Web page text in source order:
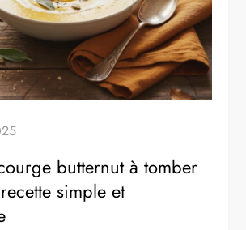
butternut à tomber
simple et